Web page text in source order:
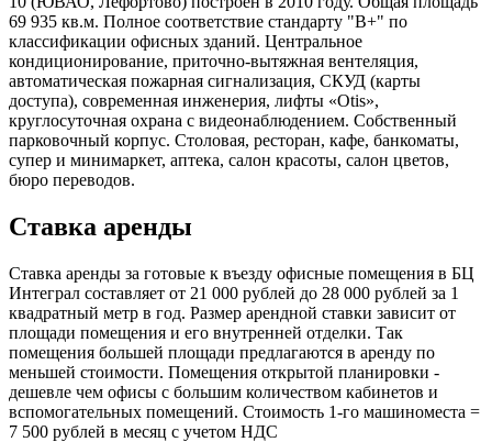
69 935 кв.м. Полное соответствие стандарту "В+" по
классификации офисных зданий. Центральное
кондиционирование, приточно-вытяжная вентеляция,
автоматическая пожарная сигнализация, СКУД (карты
доступа), современная инженерия, лифты «Otis»,
круглосуточная охрана с видеонаблюдением. Собственный
парковочный корпус. Столовая, ресторан, кафе, банкоматы,
супер и минимаркет, аптека, салон красоты, салон цветов,
бюро переводов.
Ставка аренды
Ставка аренды за готовые к въезду офисные помещения в БЦ
Интеграл составляет от 21 000 рублей до 28 000 рублей за 1
квадратный метр в год. Размер арендной ставки зависит от
площади помещения и его внутренней отделки. Так
помещения большей площади предлагаются в аренду по
меньшей стоимости. Помещения открытой планировки -
дешевле чем офисы с большим количеством кабинетов и
вспомогательных помещений. Стоимость 1-го машиноместа =
7 500 рублей в месяц с учетом НДС